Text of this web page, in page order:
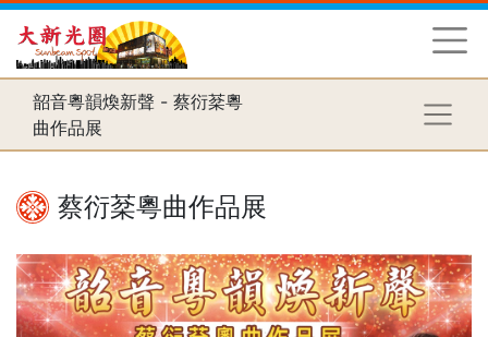
韶音粵韻煥新聲 - 蔡衍棻粵
曲作品展
蔡衍棻粵曲作品展